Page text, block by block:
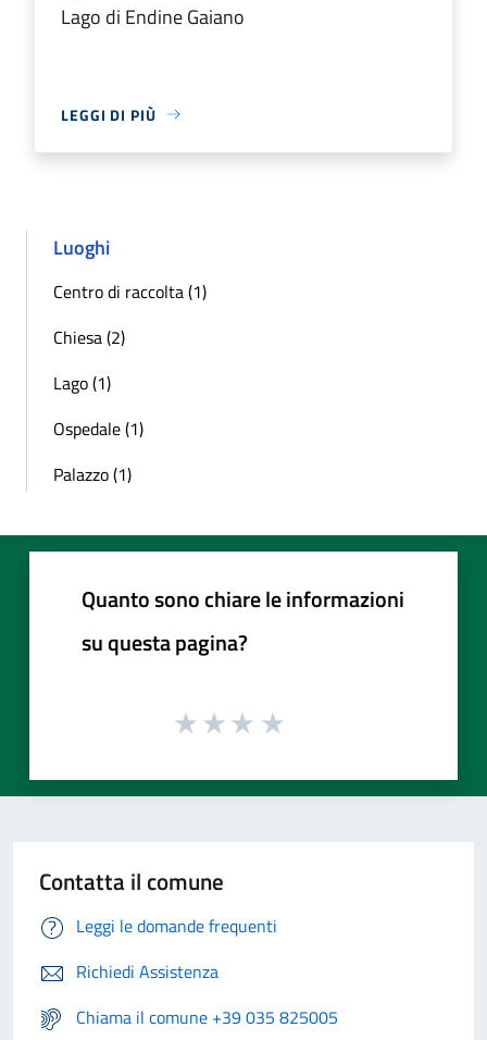
Lago di Endine Gaiano
LEGGI DI PIÙ
Luoghi
Centro di raccolta (1)
Chiesa (2)
Lago (1)
Ospedale (1)
Palazzo (1)
Quanto sono chiare le informazioni
su questa pagina?
Contatta il comune
Leggi le domande frequenti
Richiedi Assistenza
Chiama il comune +39 035 825005